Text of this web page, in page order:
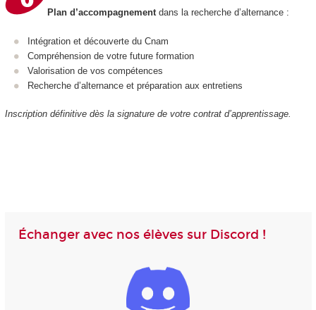
Plan d’accompagnement dans la recherche d’alternance :
Intégration et découverte du Cnam
Compréhension de votre future formation
Valorisation de vos compétences
Recherche d’alternance et préparation aux entretiens
Inscription définitive dès la signature de votre contrat d’apprentissage.
Échanger avec nos élèves sur Discord !